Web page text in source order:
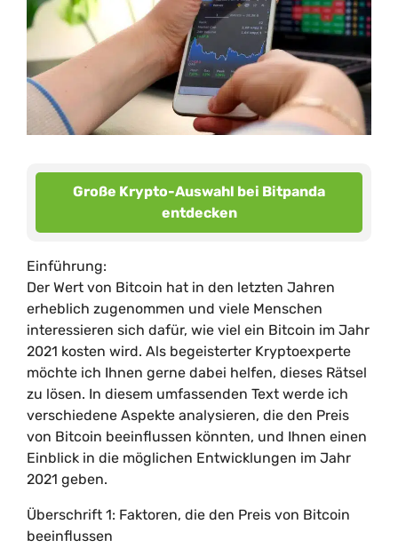
Große Krypto-Auswahl bei Bitpanda
entdecken
Einführung:
Der Wert von Bitcoin hat in den letzten Jahren
erheblich zugenommen und viele Menschen
interessieren sich dafür, wie viel ein Bitcoin im Jahr
2021 kosten wird. Als begeisterter Kryptoexperte
möchte ich Ihnen gerne dabei helfen, dieses Rätsel
zu lösen. In diesem umfassenden Text werde ich
verschiedene Aspekte analysieren, die den Preis
von Bitcoin beeinflussen könnten, und Ihnen einen
Einblick in die möglichen Entwicklungen im Jahr
2021 geben.
Überschrift 1: Faktoren, die den Preis von Bitcoin
beeinflussen